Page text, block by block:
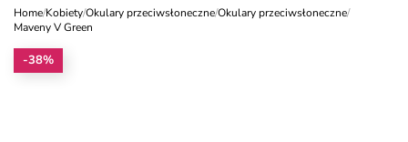
Zainspiruj się Pokaż
Home/Kobiety/Okulary przeciwsłoneczne/Okulary przeciwsłoneczne/
Maveny V Green
-38%